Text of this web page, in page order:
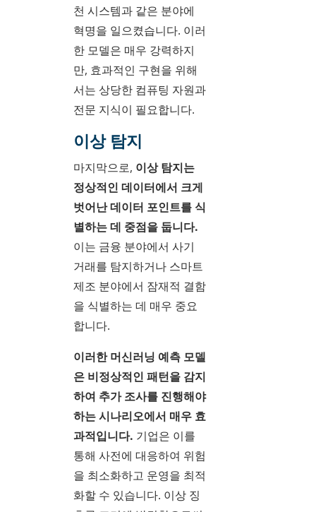
천 시스템과 같은 분야에
혁명을 일으켰습니다. 이러
한 모델은 매우 강력하지
만, 효과적인 구현을 위해
서는 상당한 컴퓨팅 자원과
전문 지식이 필요합니다.
이상 탐지
마지막으로, 이상 탐지는
정상적인 데이터에서 크게
벗어난 데이터 포인트를 식
별하는 데 중점을 둡니다.
이는 금융 분야에서 사기
거래를 탐지하거나 스마트
제조 분야에서 잠재적 결함
을 식별하는 데 매우 중요
합니다.
이러한 머신러닝 예측 모델
은 비정상적인 패턴을 감지
하여 추가 조사를 진행해야
하는 시나리오에서 매우 효
과적입니다. 기업은 이를
통해 사전에 대응하여 위험
을 최소화하고 운영을 최적
화할 수 있습니다. 이상 징